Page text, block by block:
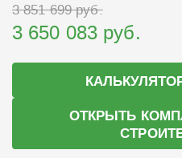
3 851 699 руб.
3 650 083 руб.
ОТКРЫТЬ